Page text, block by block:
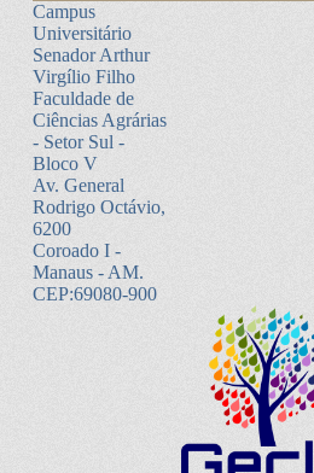
Campus
Universitário
Senador Arthur
Virgílio Filho
Faculdade de
Ciências Agrárias
- Setor Sul -
Bloco V
Av. General
Rodrigo Octávio,
6200
Coroado I -
Manaus - AM.
CEP:69080-900